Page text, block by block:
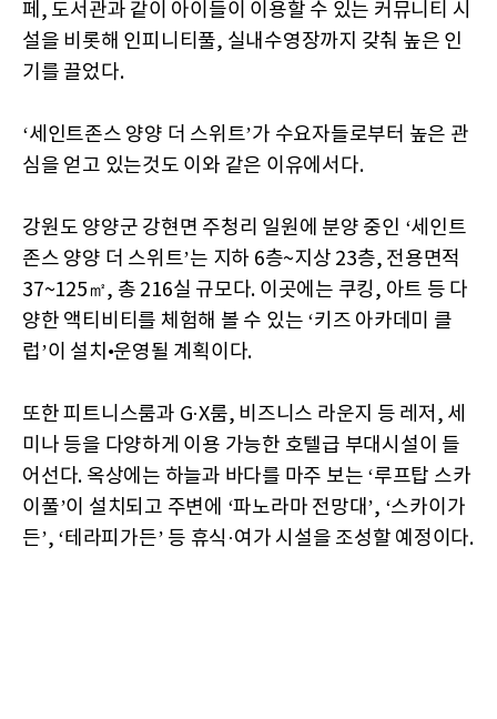
페, 도서관과 같이 아이들이 이용할 수 있는 커뮤니티 시
설을 비롯해 인피니티풀, 실내수영장까지 갖춰 높은 인
기를 끌었다.
‘세인트존스 양양 더 스위트’가 수요자들로부터 높은 관
심을 얻고 있는것도 이와 같은 이유에서다.
강원도 양양군 강현면 주청리 일원에 분양 중인 ‘세인트
존스 양양 더 스위트’는 지하 6층~지상 23층, 전용면적
37~125㎡, 총 216실 규모다. 이곳에는 쿠킹, 아트 등 다
양한 액티비티를 체험해 볼 수 있는 ‘키즈 아카데미 클
럽’이 설치•운영될 계획이다.
또한 피트니스룸과 G·X룸, 비즈니스 라운지 등 레저, 세
미나 등을 다양하게 이용 가능한 호텔급 부대시설이 들
어선다. 옥상에는 하늘과 바다를 마주 보는 ‘루프탑 스카
이풀’이 설치되고 주변에 ‘파노라마 전망대’, ‘스카이가
든’, ‘테라피가든’ 등 휴식·여가 시설을 조성할 예정이다.